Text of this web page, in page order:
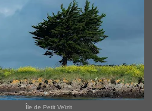
Île de Petit Veïzit